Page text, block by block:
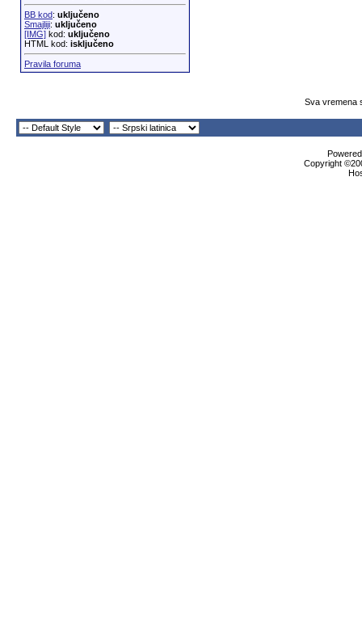
BB kod: uključeno
Smajliji: uključeno
[IMG]kod: uključeno
HTML kod: isključeno
Pravila foruma
Sva vremena
Copyright